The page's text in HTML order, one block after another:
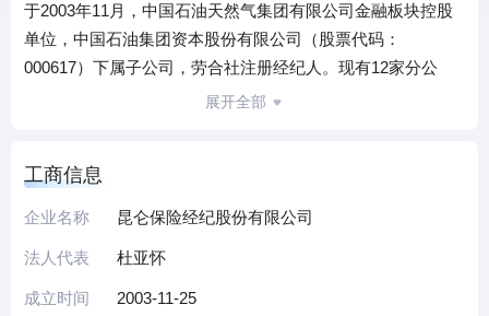
于2003年11月，中国石油天然气集团有限公司金融板块控股
单位，中国石油集团资本股份有限公司（股票代码：
000617）下属子公司，劳合社注册经纪人。现有12家分公
司、9家办事处和1家全资子公司，注册资本金14,285.7143万
美等多个国家和地区的客户及项目提供服务，服务客户及项
目涉及石油石化能源、建筑工程、交通运输、装备制造、进
险、工程险、特殊风险保险、再保险以及人身险、员工福利
等方面有着丰富的经验，积累了近十年特大型企业的保险集
展开全部
工商信息
企业名称 昆仑保险经纪股份有限公司
法人代表 杜亚怀
成立时间 2003-11-25